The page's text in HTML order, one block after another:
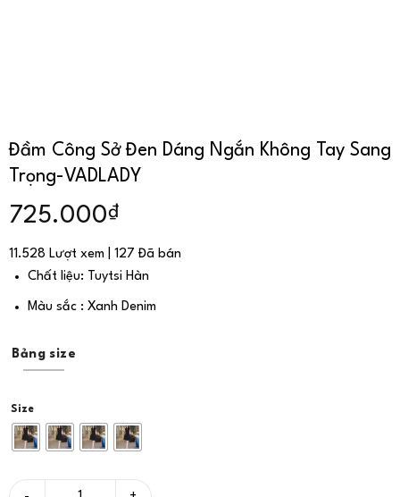
Đầm Công Sở Đen Dáng Ngắn Không Tay Sang
Trọng-VADLADY
725.000₫
11.528 Lượt xem | 127 Đã bán
Chất liệu: Tuytsi Hàn
Màu sắc : Xanh Denim
Bảng size
Size
Đầm Công Sở Đen Dáng Ngắn Không Tay Sang Trọng-VADLADY